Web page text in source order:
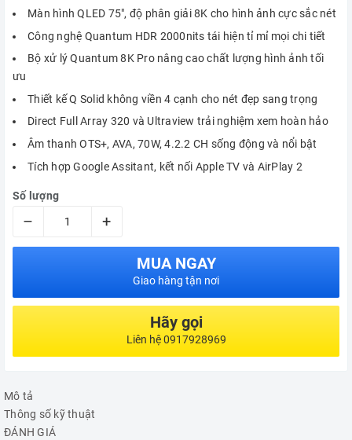
Màn hình QLED 75", độ phân giải 8K cho hình ảnh cực sắc nét
Công nghệ Quantum HDR 2000nits tái hiện tỉ mỉ mọi chi tiết
Bộ xử lý Quantum 8K Pro nâng cao chất lượng hình ảnh tối
ưu
Thiết kế Q Solid không viền 4 cạnh cho nét đẹp sang trọng
Direct Full Array 320 và Ultraview trải nghiệm xem hoàn hảo
Âm thanh OTS+, AVA, 70W, 4.2.2 CH sống động và nổi bật
Tích hợp Google Assitant, kết nối Apple TV và AirPlay 2
Số lượng
– +
MUA NGAY
Giao hàng tận nơi
Hãy gọi
Liên hệ 0917928969
Mô tả
Thông số kỹ thuật
ĐÁNH GIÁ